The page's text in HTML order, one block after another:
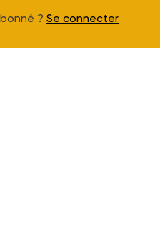
? Se connecter